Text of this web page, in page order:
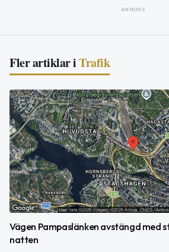
ANNONS
Fler artiklar iTrafik
Vägen Pampaslänken avstängd med
natten